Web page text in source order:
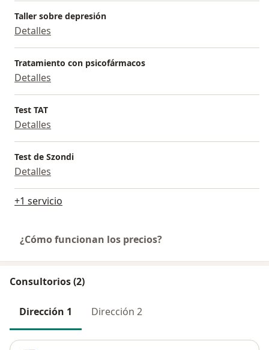
Taller sobre depresión
Detalles
Tratamiento con psicofármacos
Detalles
Test TAT
Detalles
Test de Szondi
Detalles
+1 servicio
¿Cómo funcionan los precios?
Consultorios (2)
Dirección 1 Dirección 2